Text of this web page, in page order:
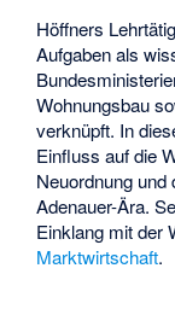
Höffners
Aufgaben als
Wohnungsbau
verknüpft. In
Einfluss auf die
Neuordnung
Adenauer-Ära.
Einklang mit der
Marktwirtschaft.